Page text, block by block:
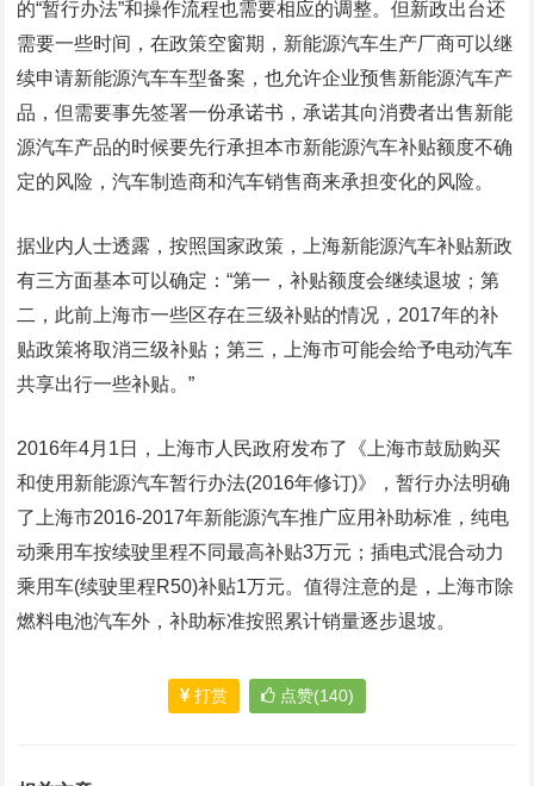
的“暂行办法”和操作流程也需要相应的调整。但新政出台还
需要一些时间，在政策空窗期，新能源汽车生产厂商可以继
续申请新能源汽车车型备案，也允许企业预售新能源汽车产
品，但需要事先签署一份承诺书，承诺其向消费者出售新能
源汽车产品的时候要先行承担本市新能源汽车补贴额度不确
定的风险，汽车制造商和汽车销售商来承担变化的风险。
据业内人士透露，按照国家政策，上海新能源汽车补贴新政
有三方面基本可以确定：“第一，补贴额度会继续退坡；第
二，此前上海市一些区存在三级补贴的情况，2017年的补
贴政策将取消三级补贴；第三，上海市可能会给予电动汽车
共享出行一些补贴。”
2016年4月1日，上海市人民政府发布了《上海市鼓励购买
和使用新能源汽车暂行办法(2016年修订)》，暂行办法明确
了上海市2016-2017年新能源汽车推广应用补助标准，纯电
动乘用车按续驶里程不同最高补贴3万元；插电式混合动力
乘用车(续驶里程R50)补贴1万元。值得注意的是，上海市除
燃料电池汽车外，补助标准按照累计销量逐步退坡。
打赏 点赞(140)